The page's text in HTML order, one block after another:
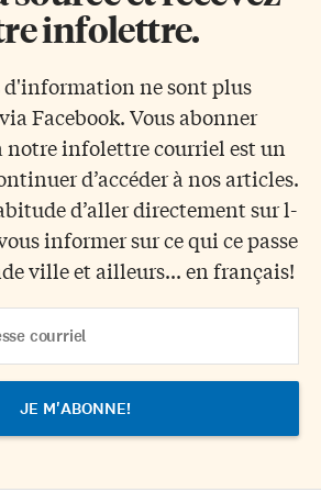
infolettre.
d'information ne sont plus
Facebook. Vous abonner
notre infolettre courriel est un
d’accéder à nos articles.
d’aller directement sur l-
informer sur ce qui ce passe
ville et ailleurs... en français!